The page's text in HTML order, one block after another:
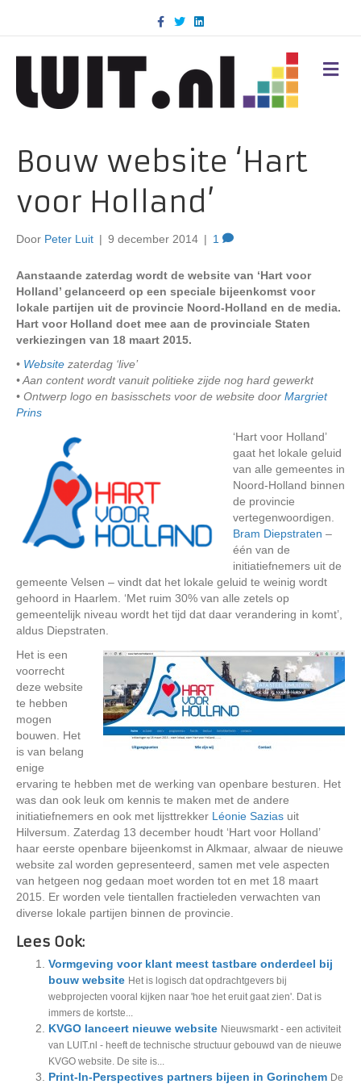
c
k
T
w
i
n
d
M
E
Bouw website ‘Hart
voor Holland’
Door Peter Luit | 9 december 2014 | 1
Aanstaande zaterdag wordt de website van ‘Hart voor
Holland’ gelanceerd op een speciale bijeenkomst voor
lokale partijen uit de provincie Noord-Holland en de media.
Hart voor Holland doet mee aan de provinciale Staten
verkiezingen van 18 maart 2015.
• Website zaterdag ‘live’
• Aan content wordt vanuit politieke zijde nog hard gewerkt
• Ontwerp logo en basisschets voor de website door Margriet
Prins
‘Hart voor Holland’
gaat het lokale geluid
van alle gemeentes in
Noord-Holland binnen
de provincie
vertegenwoordigen.
Bram Diepstraten –
één van de
initiatiefnemers uit de
gemeente Velsen – vindt dat het lokale geluid te weinig wordt
gehoord in Haarlem. ‘Met ruim 30% van alle zetels op
gemeentelijk niveau wordt het tijd dat daar verandering in komt’,
aldus Diepstraten.
Het is een
voorrecht
deze website
te hebben
mogen
bouwen. Het
is van belang
enige
ervaring te hebben met de werking van openbare besturen. Het
was dan ook leuk om kennis te maken met de andere
initiatiefnemers en ook met lijsttrekker Léonie Sazias uit
Hilversum. Zaterdag 13 december houdt ‘Hart voor Holland’
haar eerste openbare bijeenkomst in Alkmaar, alwaar de nieuwe
website zal worden gepresenteerd, samen met vele aspecten
van hetgeen nog gedaan moet worden tot en met 18 maart
2015. Er worden vele tientallen fractieleden verwachten van
diverse lokale partijen binnen de provincie.
Lees Ook:
Vormgeving voor klant meest tastbare onderdeel bij
bouw website Het is logisch dat opdrachtgevers bij
webprojecten vooral kijken naar 'hoe het eruit gaat zien'. Dat is
immers de kortste...
KVGO lanceert nieuwe website Nieuwsmarkt - een activiteit
van LUIT.nl - heeft de technische structuur gebouwd van de nieuwe
KVGO website. De site is...
Print-In-Perspectives partners bijeen in Gorinchem De